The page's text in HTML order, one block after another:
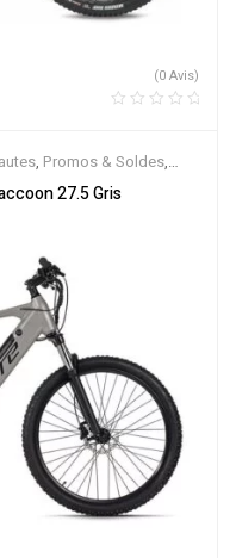
(0 Avis)
, Promos & Soldes,
Electriques,VTT
27.5 Gris